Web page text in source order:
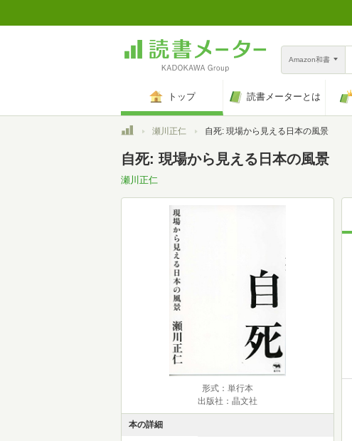
Amazon和書
トップ 読書メーターとは
トップ瀬川正仁 自死: 現場から見える日本の風景
自死: 現場から見える日本の風景
瀬川正仁
形式：単行本
出版社：晶文社
本の詳細